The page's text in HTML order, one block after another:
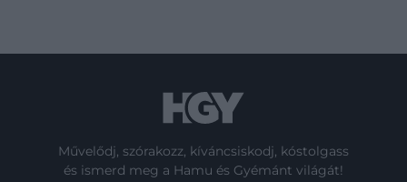
Művelődj, szórakozz, kíváncsiskodj, kóstolgass
és ismerd meg a Hamu és Gyémánt világát!